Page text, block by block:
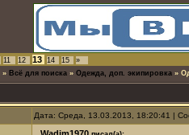
11 12 13 14 15
»
» Всё для поиска » Одежда, доп. экипировка »
Дата: Среда, 13.03.2013, 18:20:41 |